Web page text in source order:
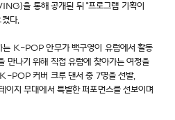
을 통해 공개된 뒤 "프로그램 기획이
켰다.
는 K-POP 안무가 백구영이 유럽에서 활동
나기 위해 직접 유럽에 찾아가는 여정을
POP 커버 크루 댄서 중 7명을 선발,
지 무대에서 특별한 퍼포먼스를 선보이며